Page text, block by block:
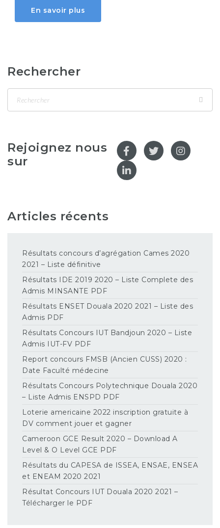
En savoir plus
Rechercher
Rejoignez nous
sur
Articles récents
Résultats concours d’agrégation Cames 2020
2021 – Liste définitive
Résultats IDE 2019 2020 – Liste Complete des
Admis MINSANTE PDF
Résultats ENSET Douala 2020 2021 – Liste des
Admis PDF
Résultats Concours IUT Bandjoun 2020 – Liste
Admis IUT-FV PDF
Report concours FMSB (Ancien CUSS) 2020 :
Date Faculté médecine
Résultats Concours Polytechnique Douala 2020
– Liste Admis ENSPD PDF
Loterie americaine 2022 inscription gratuite à
DV comment jouer et gagner
Cameroon GCE Result 2020 – Download A
Level & O Level GCE PDF
Résultats du CAPESA de ISSEA, ENSAE, ENSEA
et ENEAM 2020 2021
Résultat Concours IUT Douala 2020 2021 –
Télécharger le PDF